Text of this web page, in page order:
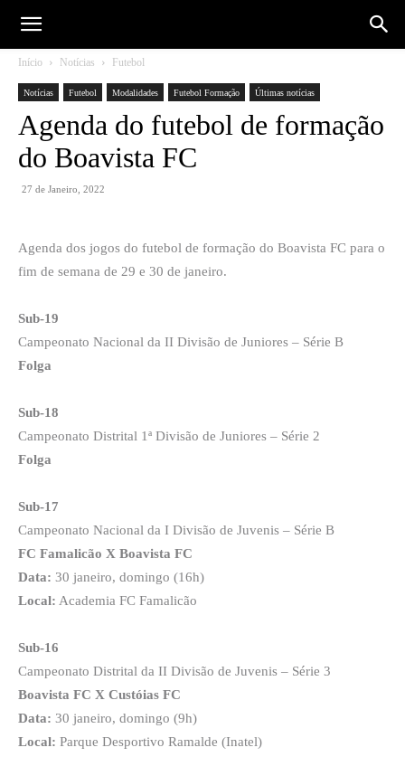
Início Notícias Futebol
Notícias Futebol Modalidades Futebol Formação Últimas notícias
Agenda do futebol de formação
do Boavista FC
27 de Janeiro, 2022
Agenda dos jogos do futebol de formação do Boavista FC para o
fim de semana de 29 e 30 de janeiro.
Sub-19
Campeonato Nacional da II Divisão de Juniores – Série B
Folga
Sub-18
Campeonato Distrital 1ª Divisão de Juniores – Série 2
Folga
Sub-17
Campeonato Nacional da I Divisão de Juvenis – Série B
FC Famalicão X Boavista FC
Data: 30 janeiro, domingo (16h)
Local: Academia FC Famalicão
Sub-16
Campeonato Distrital da II Divisão de Juvenis – Série 3
Boavista FC X Custóias FC
Data: 30 janeiro, domingo (9h)
Local: Parque Desportivo Ramalde (Inatel)